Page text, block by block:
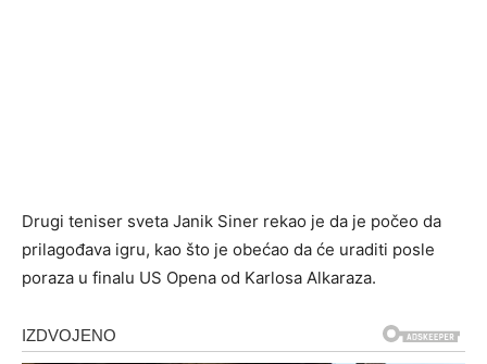
Drugi teniser sveta Janik Siner rekao je da je počeo da
prilagođava igru, kao što je obećao da će uraditi posle
poraza u finalu US Opena od Karlosa Alkaraza.